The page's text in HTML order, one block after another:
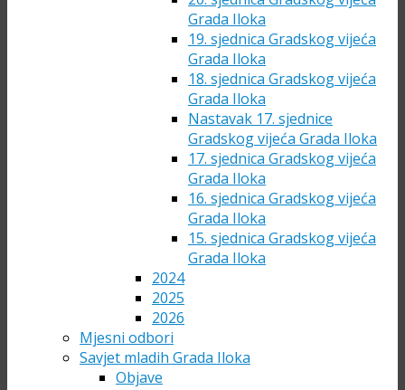
Grada Iloka
19. sjednica Gradskog vijeća
Grada Iloka
18. sjednica Gradskog vijeća
Grada Iloka
Nastavak 17. sjednice
Gradskog vijeća Grada Iloka
17. sjednica Gradskog vijeća
Grada Iloka
16. sjednica Gradskog vijeća
Grada Iloka
15. sjednica Gradskog vijeća
Grada Iloka
2024
2025
2026
Mjesni odbori
Savjet mladih Grada Iloka
Objave